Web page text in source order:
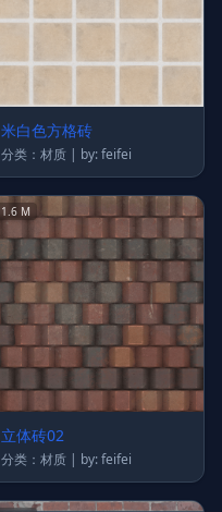
米白色方格砖
分类：材质 | by: feifei
1.6 M
立体砖02
分类：材质 | by: feifei